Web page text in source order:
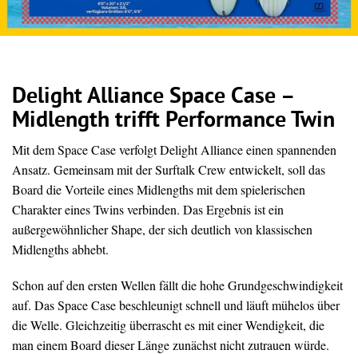
Delight Alliance Space Case –
Midlength trifft Performance Twin
Mit dem Space Case verfolgt Delight Alliance einen spannenden
Ansatz. Gemeinsam mit der Surftalk Crew entwickelt, soll das
Board die Vorteile eines Midlengths mit dem spielerischen
Charakter eines Twins verbinden. Das Ergebnis ist ein
außergewöhnlicher Shape, der sich deutlich von klassischen
Midlengths abhebt.
Schon auf den ersten Wellen fällt die hohe Grundgeschwindigkeit
auf. Das Space Case beschleunigt schnell und läuft mühelos über
die Welle. Gleichzeitig überrascht es mit einer Wendigkeit, die
man einem Board dieser Länge zunächst nicht zutrauen würde.